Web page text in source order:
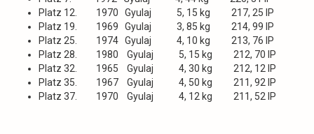
Platz 12. 1970 Gyulaj 5, 15 kg 217, 25 IP
Platz 19. 1969 Gyulaj 3, 85 kg 214, 99 IP
Platz 25. 1974 Gyulaj 4, 10 kg 213, 76 IP
Platz 28. 1980 Gyulaj 5, 15 kg 212, 70 IP
Platz 32. 1965 Gyulaj 4, 30 kg 212, 12 IP
Platz 35. 1967 Gyulaj 4, 50 kg 211, 92 IP
Platz 37. 1970 Gyulaj 4, 12 kg 211, 52 IP